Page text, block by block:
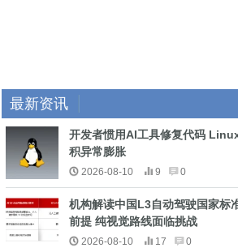
最新资讯
开发者惯用AI工具修复代码
积异常膨胀
2026-08-10 9 0
机构解读中国L3自动驾驶国家标
前提 纯视觉路线面临挑战
2026-08-10 17 0